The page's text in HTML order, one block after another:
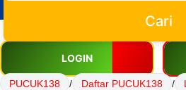
Cari
LOGIN
PUCUK138 / Daftar PUCUK138 /